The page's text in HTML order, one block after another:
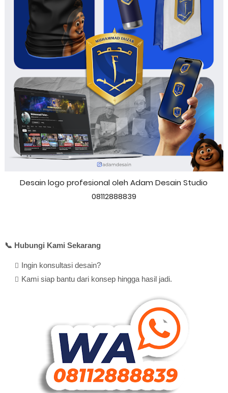
Desain logo profesional oleh Adam Desain Studio
08112888839
📞 Hubungi Kami Sekarang
Ingin konsultasi desain?
Kami siap bantu dari konsep hingga hasil jadi.